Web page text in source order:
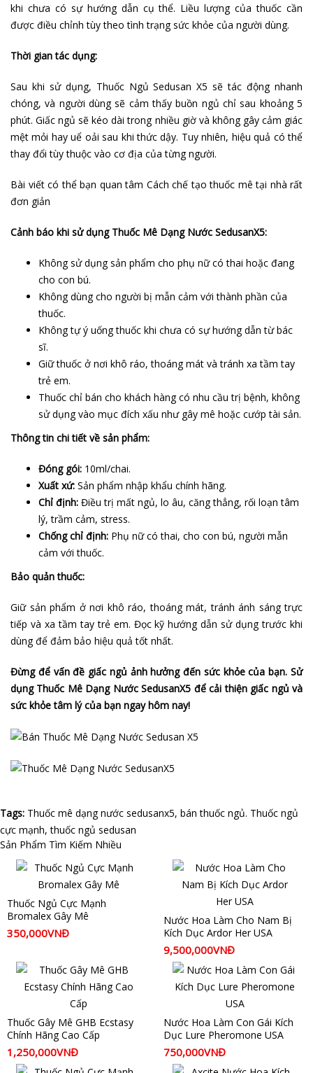
khi chưa có sự hướng dẫn cụ thể. Liều lượng của thuốc cần
được điều chỉnh tùy theo tình trạng sức khỏe của người dùng.
Thời gian tác dụng:
Sau khi sử dụng, Thuốc Ngủ Sedusan X5 sẽ tác động nhanh
chóng, và người dùng sẽ cảm thấy buồn ngủ chỉ sau khoảng 5
phút. Giấc ngủ sẽ kéo dài trong nhiều giờ và không gây cảm giác
mệt mỏi hay uể oải sau khi thức dậy. Tuy nhiên, hiệu quả có thể
thay đổi tùy thuộc vào cơ địa của từng người.
Bài viết có thể bạn quan tâm Cách chế tạo thuốc mê tại nhà rất
đơn giản
Cảnh báo khi sử dụng Thuốc Mê Dạng Nước SedusanX5:
Không sử dụng sản phẩm cho phụ nữ có thai hoặc đang
cho con bú.
Không dùng cho người bị mẫn cảm với thành phần của
thuốc.
Không tự ý uống thuốc khi chưa có sự hướng dẫn từ bác
sĩ.
Giữ thuốc ở nơi khô ráo, thoáng mát và tránh xa tầm tay
trẻ em.
Thuốc chỉ bán cho khách hàng có nhu cầu trị bệnh, không
sử dụng vào mục đích xấu như gây mê hoặc cướp tài sản.
Thông tin chi tiết về sản phẩm:
Đóng gói: 10ml/chai.
Xuất xứ: Sản phẩm nhập khẩu chính hãng.
Chỉ định: Điều trị mất ngủ, lo âu, căng thẳng, rối loạn tâm
lý, trầm cảm, stress.
Chống chỉ định: Phụ nữ có thai, cho con bú, người mẫn
cảm với thuốc.
Bảo quản thuốc:
Giữ sản phẩm ở nơi khô ráo, thoáng mát, tránh ánh sáng trực
tiếp và xa tầm tay trẻ em. Đọc kỹ hướng dẫn sử dụng trước khi
dùng để đảm bảo hiệu quả tốt nhất.
Đừng để vấn đề giấc ngủ ảnh hưởng đến sức khỏe của bạn. Sử
dụng Thuốc Mê Dạng Nước SedusanX5 để cải thiện giấc ngủ và
sức khỏe tâm lý của bạn ngay hôm nay!
Tags: Thuốc mê dạng nước sedusanx5, bán thuốc ngủ. Thuốc ngủ
cực mạnh,thuốc ngủ sedusan
Sản Phẩm Tìm Kiếm Nhiều
Thuốc Ngủ Cực Mạnh
Bromalex Gây Mê
350,000VNĐ
Nước Hoa Làm Cho Nam Bị
Kích Dục Ardor Her USA
9,500,000VNĐ
Thuốc Gây Mê GHB Ecstasy
Chính Hãng Cao Cấp
1,250,000VNĐ
Nước Hoa Làm Con Gái Kích
Dục Lure Pheromone USA
750,000VNĐ